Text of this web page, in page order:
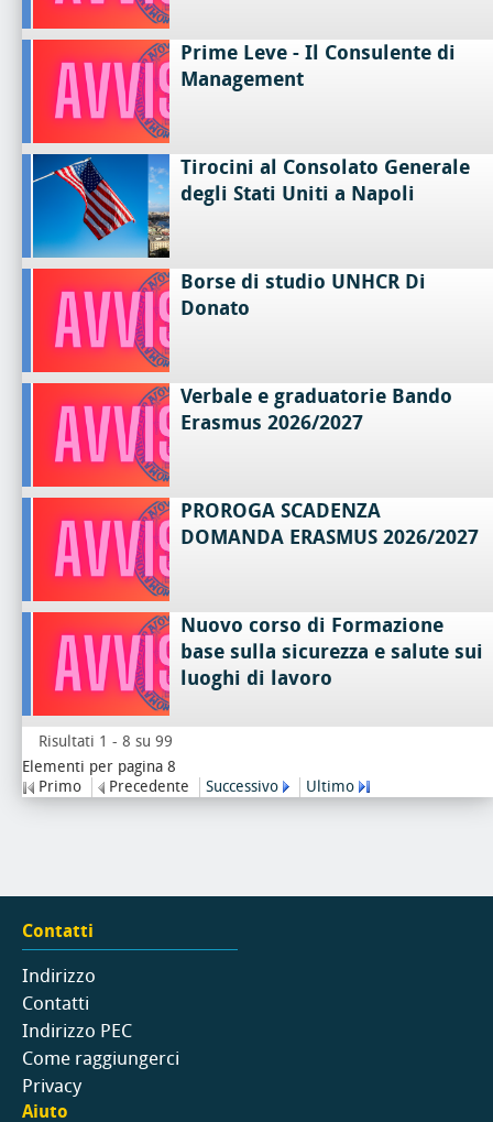
Prime Leve - Il Consulente di
Management
Tirocini al Consolato Generale
degli Stati Uniti a Napoli
Borse di studio UNHCR Di
Donato
Verbale e graduatorie Bando
Erasmus 2026/2027
PROROGA SCADENZA
DOMANDA ERASMUS 2026/2027
Nuovo corso di Formazione
base sulla sicurezza e salute sui
luoghi di lavoro
Risultati 1 - 8 su 99
Elementi per pagina 8
Primo
Precedente Successivo Ultimo
Contatti
Indirizzo
Contatti
Indirizzo PEC
Come raggiungerci
Privacy
Aiuto